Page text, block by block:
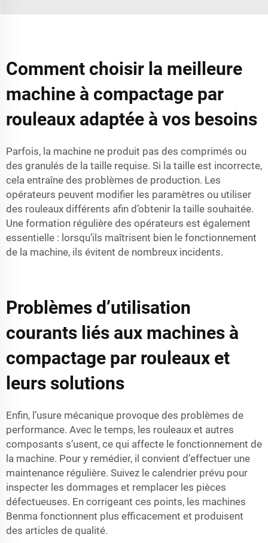
Comment choisir la meilleure
machine à compactage par
rouleaux adaptée à vos besoins
Parfois, la machine ne produit pas des comprimés ou
des granulés de la taille requise. Si la taille est incorrecte,
cela entraîne des problèmes de production. Les
opérateurs peuvent modifier les paramètres ou utiliser
des rouleaux différents afin d’obtenir la taille souhaitée.
Une formation régulière des opérateurs est également
essentielle : lorsqu’ils maîtrisent bien le fonctionnement
de la machine, ils évitent de nombreux incidents.
Problèmes d’utilisation
courants liés aux machines à
compactage par rouleaux et
leurs solutions
Enfin, l’usure mécanique provoque des problèmes de
performance. Avec le temps, les rouleaux et autres
composants s’usent, ce qui affecte le fonctionnement de
la machine. Pour y remédier, il convient d’effectuer une
maintenance régulière. Suivez le calendrier prévu pour
inspecter les dommages et remplacer les pièces
défectueuses. En corrigeant ces points, les machines
Benma fonctionnent plus efficacement et produisent
des articles de qualité.